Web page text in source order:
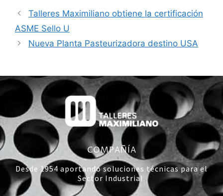
Talleres Maximiliano obtiene la certificación
ASME Sello U
Nueva Planta Pasteurizadora destino USA
COMPAÑÍA
Desde 1954 aportando soluciones técnicas para el
Sector Industrial.